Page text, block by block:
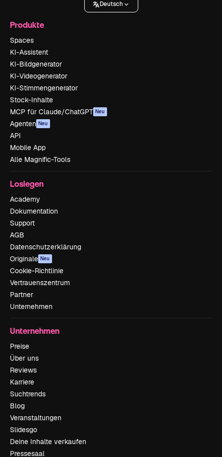
Deutsch
Produkte
Spaces
KI-Assistent
KI-Bildgenerator
KI-Videogenerator
KI-Stimmengenerator
Stock-Inhalte
MCP für Claude/ChatGPT Neu
Agenten Neu
API
Mobile App
Alle Magnific-Tools
Loslegen
Academy
Dokumentation
Support
AGB
Datenschutzerklärung
Originale Neu
Cookie-Richtlinie
Vertrauenszentrum
Partner
Unternehmen
Unternehmen
Preise
Über uns
Reviews
Karriere
Suchtrends
Blog
Veranstaltungen
Slidesgo
Deine Inhalte verkaufen
Pressesaal